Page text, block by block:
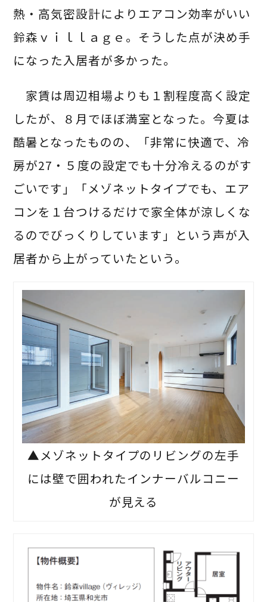
熱・高気密設計によりエアコン効率がいい
鈴森ｖｉｌｌａｇｅ。そうした点が決め手
になった入居者が多かった。
家賃は周辺相場よりも１割程度高く設定
したが、８月でほぼ満室となった。今夏は
酷暑となったものの、「非常に快適で、冷
房が27・５度の設定でも十分冷えるのがす
ごいです」「メゾネットタイプでも、エア
コンを１台つけるだけで家全体が涼しくな
るのでびっくりしています」という声が入
居者から上がっていたという。
▲メゾネットタイプのリビングの左手
には壁で囲われたインナーバルコニー
が見える